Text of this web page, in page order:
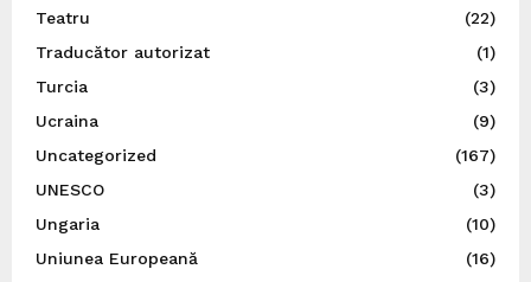
Teatru
(22)
Traducător autorizat
(1)
Turcia
(3)
Ucraina
(9)
Uncategorized
(167)
UNESCO
(3)
Ungaria
(10)
Uniunea Europeană
(16)